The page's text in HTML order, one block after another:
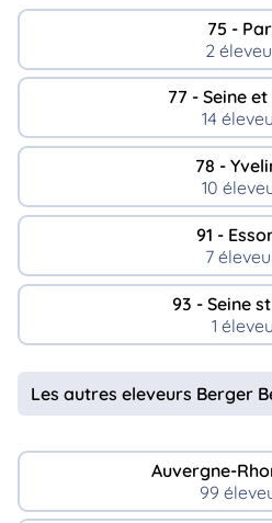
75 -
2
77 - Seine
14
78 -
10
91 -
7
93 - Seine
1
Les autres eleveurs Berger
Auvergne-
99